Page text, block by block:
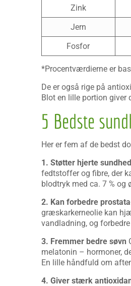
Zink
Jern
Fosfor
*Procentværdierne er
De er også rige på
Blot en lille portion giver
5 Bedste
Her er fem af de bedst
1. Støtter hjerte
fedtstoffer og fibre, der
blodtryk med ca. 7 % og
2. Kan forbedre
græskarkerneolie kan
vandladning, og
3. Fremmer bedre søvn
melatonin – hormoner,
En lille håndfuld om
4. Giver stærk